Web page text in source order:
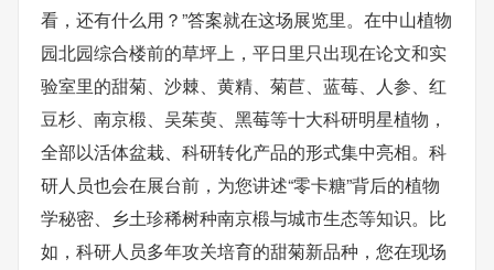
看，还有什么用？”答案就在这场展览里。在中山植物
园北园综合楼前的草坪上，平日里只出现在论文和实
验室里的甜菊、沙棘、黄精、菊苣、蓝莓、人参、红
豆杉、南京椴、吴茱萸、黑莓等十大科研明星植物，
全部以活体盆栽、科研转化产品的形式集中亮相。科
研人员也会在展台前，为您讲述“零卡糖”背后的植物
学秘密、乡土珍稀树种南京椴与城市生态等知识。比
如，科研人员多年攻关培育的甜菊新品种，您在现场